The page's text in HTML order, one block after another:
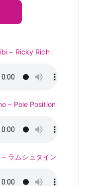
– Ricky Rich
– Pole Position
– ラムシュタイン